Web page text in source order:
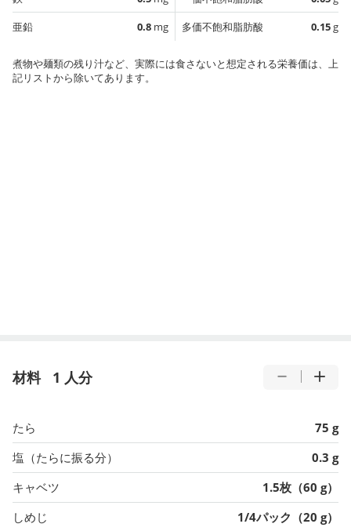
亜鉛
0.8 mg
多価不飽和脂肪酸
0.15g
煮物や麺類の残り汁など、実際には食さないと想定される栄養価は、上
記リストから除いてあります。
材料 1 人分
たら
75 g
塩（たらに振る分）
0.3 g
キャベツ
1.5枚（60 g）
しめじ
1/4パック（20 g）